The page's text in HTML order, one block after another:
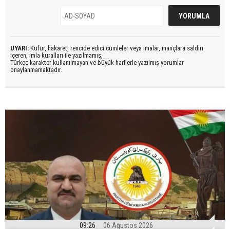
UYARI: Küfür, hakaret, rencide edici cümleler veya imalar, inançlara saldırı
içeren, imla kuralları ile yazılmamış,
Türkçe karakter kullanılmayan ve büyük harflerle yazılmış yorumlar
onaylanmamaktadır.
09:26 06 Ağustos 2026